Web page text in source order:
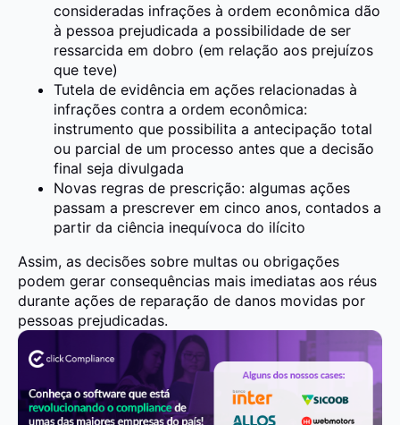
consideradas infrações à ordem econômica dão
à pessoa prejudicada a possibilidade de ser
ressarcida em dobro (em relação aos prejuízos
que teve)
Tutela de evidência em ações relacionadas à
infrações contra a ordem econômica:
instrumento que possibilita a antecipação total
ou parcial de um processo antes que a decisão
final seja divulgada
Novas regras de prescrição: algumas ações
passam a prescrever em cinco anos, contados a
partir da ciência inequívoca do ilícito
Assim, as decisões sobre multas ou obrigações
podem gerar consequências mais imediatas aos réus
durante ações de reparação de danos movidas por
pessoas prejudicadas.